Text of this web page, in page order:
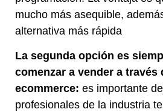
mucho más asequible,
alternativa más rápida
La segunda opción es
comenzar a vender a través
ecommerce: es importante
profesionales de la industria